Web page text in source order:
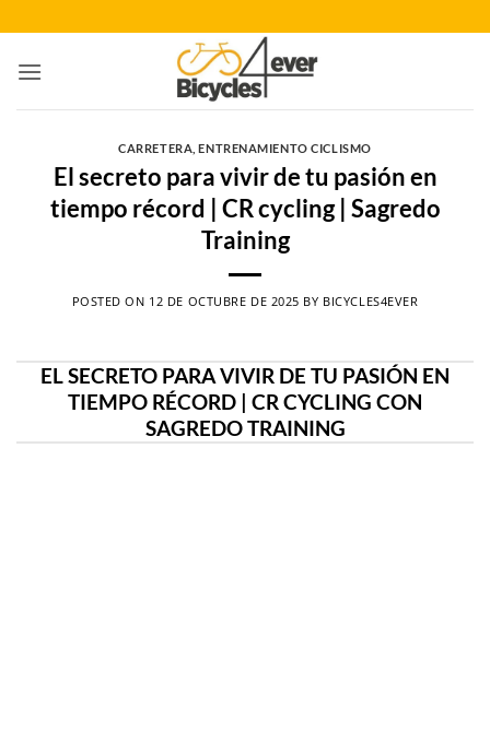
al
contenido
CARRETERA ,ENTRENAMIENTO CICLISMO
El secreto para vivir de tu pasión en
tiempo récord | CR cycling | Sagredo
Training
POSTED ON 12 DE OCTUBRE DE 2025 BY BICYCLES4EVER
EL SECRETO PARA VIVIR DE TU PASIÓN EN
TIEMPO RÉCORD | CR CYCLING CON
SAGREDO TRAINING